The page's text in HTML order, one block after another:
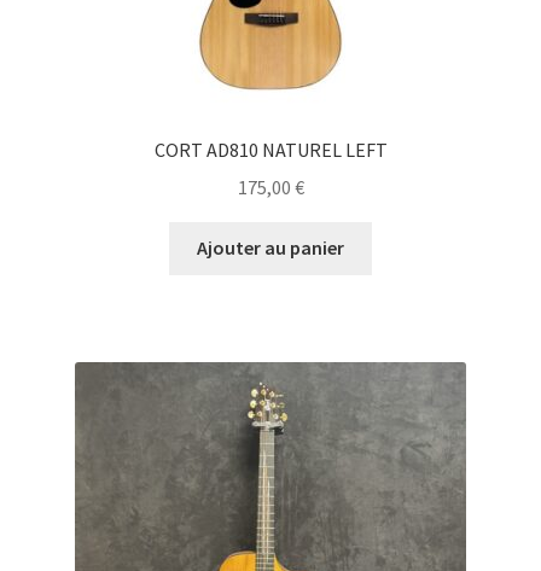
CORT AD810 NATUREL LEFT
175,00 €
Ajouter au panier